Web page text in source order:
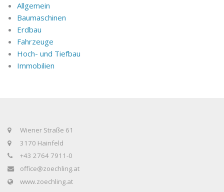
Allgemein
Baumaschinen
Erdbau
Fahrzeuge
Hoch- und Tiefbau
Immobilien
Wiener Straße 61
3170 Hainfeld
+43 2764 7911-0
office@zoechling.at
www.zoechling.at